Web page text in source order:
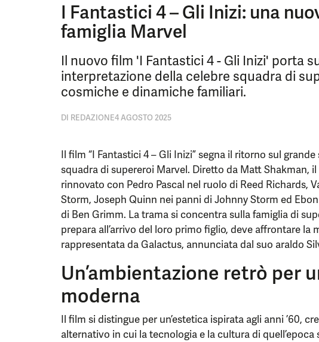
I Fantastici 4 – Gli Inizi: una
famiglia Marvel
Il nuovo film 'I Fantastici 4 - Gli Inizi' porta
interpretazione della celebre squadra di
cosmiche e dinamiche familiari.
DI REDAZIONE4 AGOSTO 2025
Il film “I Fantastici 4 – Gli Inizi” segna il ritorno sul
squadra di supereroi Marvel. Diretto da Matt Shakman,
rinnovato con Pedro Pascal nel ruolo di Reed Richards,
Storm, Joseph Quinn nei panni di Johnny Storm ed
di Ben Grimm. La trama si concentra sulla famiglia di
prepara all’arrivo del loro primo figlio, deve affrontare la
rappresentata da Galactus, annunciata dal suo araldo
Un’ambientazione retrò per
moderna
Il film si distingue per un’estetica ispirata agli anni ’60,
alternativo in cui la tecnologia e la cultura di